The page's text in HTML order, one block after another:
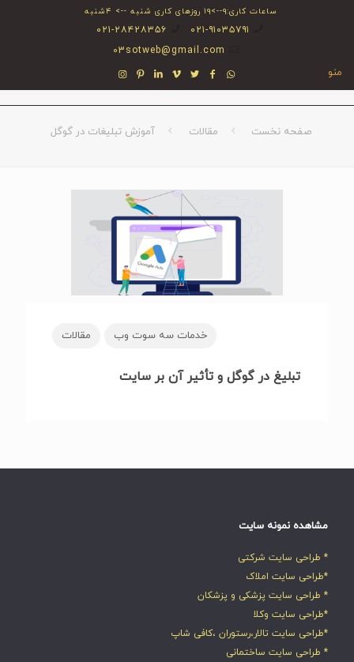
ساعات کاری:۹-->۱۹ روزهای کاری شنبه --> ۴شنبه
۰۲۱-۹۱۰۳۵۷۹۱
۰۲۱-۲۸۴۲۸۳۵۶
03sotweb@gmail.com
منو
صفحه نخست مقالات آموزش تبلیغات در گوگل
خدمات سه سوت وب مقالات
تبلیغ در گوگل و تأثیر آن بر سایت
مشاهده نمونه سایت
* طراحی سایت شرکتی
*طراحی سایت املاک
* طراحی سایت پزشکی و پزشکان
*طراحی سایت وکلا
*طراحی سایت تالار،رستوران ،کافی شاپ
* طراحی سایت ساختمانی